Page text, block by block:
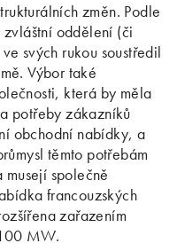
změn. Podle
oddělení (či
svých rukou soustředil
Výbor také
která by měla
potřeby zákazníků
obchodní nabídky, a
těmto potřebám
společně
francouzských
zařazením
MW.